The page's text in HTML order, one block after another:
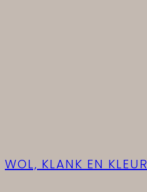
WOL, KLANK EN KLEUR